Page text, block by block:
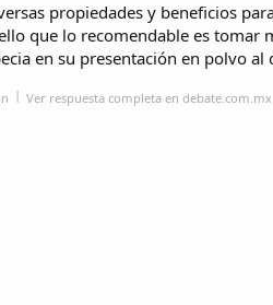
propiedades y beneficios
que lo recomendable es
en su presentación en polvo al
Ver respuesta completa en debate.com.mx